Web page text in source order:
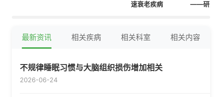
速衰老疾病
——研究
最新资讯 相关疾病 相关科室 相关内容
不规律睡眠习惯与大脑组织损伤增加相关
2026-06-24